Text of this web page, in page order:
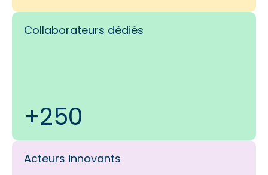
Collaborateurs dédiés
+250
Acteurs innovants